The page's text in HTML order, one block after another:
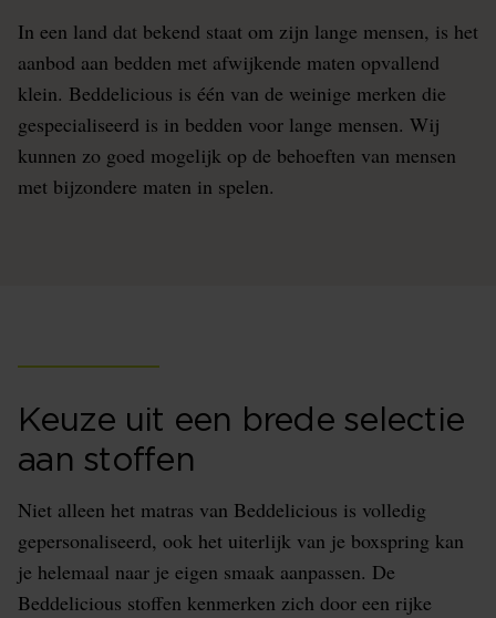
In een land dat bekend staat om zijn lange mensen, is het
aanbod aan bedden met afwijkende maten opvallend
klein. Beddelicious is één van de weinige merken die
gespecialiseerd is in bedden voor lange mensen. Wij
kunnen zo goed mogelijk op de behoeften van mensen
met bijzondere maten in spelen.
Keuze uit een brede selectie
aan stoffen
Niet alleen het matras van Beddelicious is volledig
gepersonaliseerd, ook het uiterlijk van je boxspring kan
je helemaal naar je eigen smaak aanpassen. De
Beddelicious stoffen kenmerken zich door een rijke